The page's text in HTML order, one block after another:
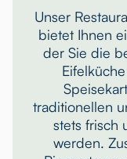
Unser
bietet Ihnen
der Sie die
traditionellen
stets frisch
werden.